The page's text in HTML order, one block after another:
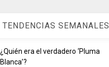
TENDENCIAS SEMANALES
¿Quién era el verdadero ‘Pluma
Blanca’?